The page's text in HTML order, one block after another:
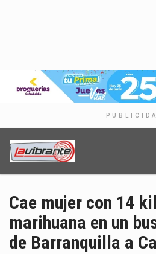
Cae mujer con 14
marihuana en un
de Barranquilla a